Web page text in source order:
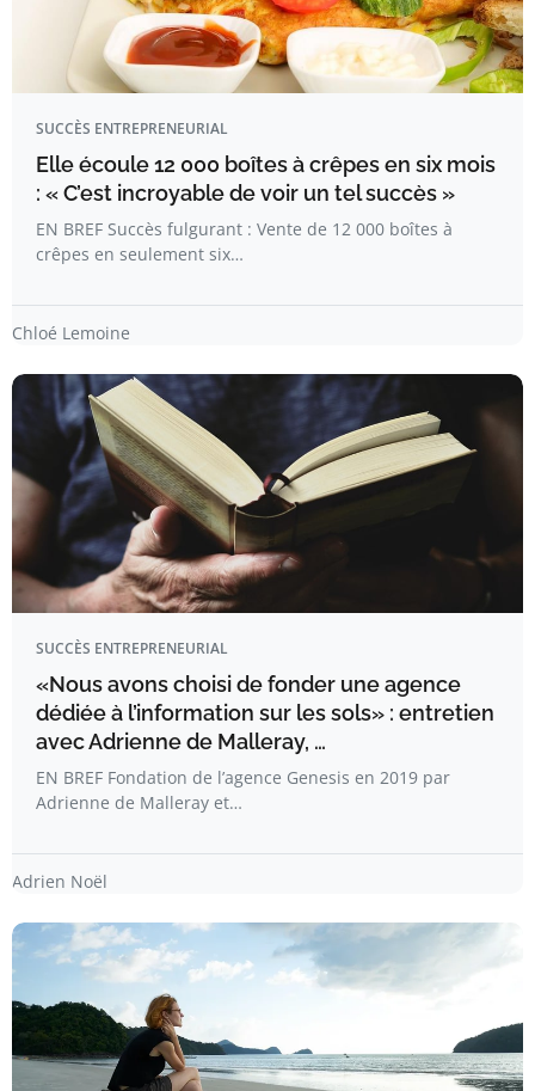
SUCCÈS ENTREPRENEURIAL
Elle écoule 12 000 boîtes à crêpes en six mois
: « C’est incroyable de voir un tel succès »
EN BREF Succès fulgurant : Vente de 12 000 boîtes à
crêpes en seulement six…
Chloé Lemoine
SUCCÈS ENTREPRENEURIAL
«Nous avons choisi de fonder une agence
dédiée à l’information sur les sols» : entretien
avec Adrienne de Malleray, …
EN BREF Fondation de l’agence Genesis en 2019 par
Adrienne de Malleray et…
Adrien Noël